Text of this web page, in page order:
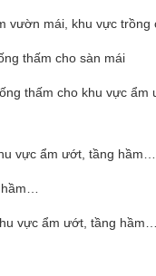
vườn mái, khu vực trồng
thấm cho sàn mái
thấm cho khu vực ẩm
vực ẩm ướt, tầng hầm…
vực ẩm ướt, tầng hầm…